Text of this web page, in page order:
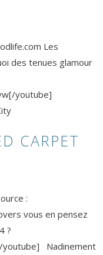
Les
des tenues glamour
youtube]
CARPET
:
vous en pensez
?
youtube] Nadinement